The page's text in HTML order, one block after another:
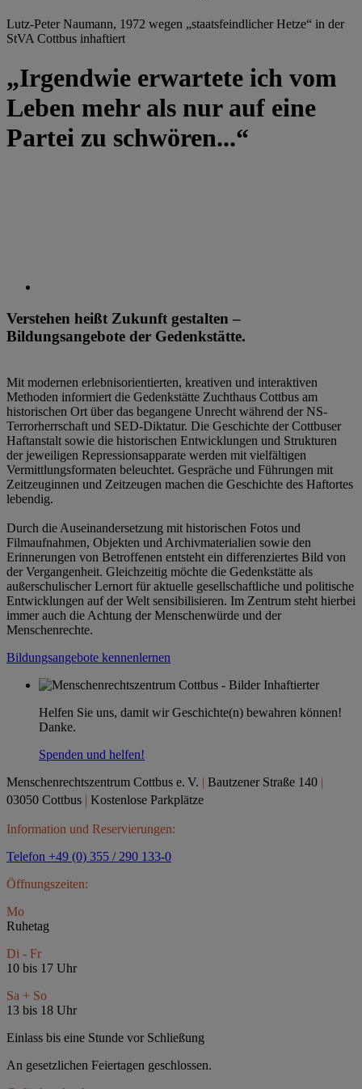
Lutz-Peter Naumann, 1972 wegen „staatsfeindlicher Hetze“ in der
StVA Cottbus inhaftiert
„Irgendwie erwartete ich vom
Leben mehr als nur auf eine
Partei zu schwören...“
Verstehen heißt Zukunft gestalten –
Bildungsangebote der Gedenkstätte.
Mit modernen erlebnisorientierten, kreativen und interaktiven
Methoden informiert die Gedenkstätte Zuchthaus Cottbus am
historischen Ort über das begangene Unrecht während der NS-
Terrorherrschaft und SED-Diktatur. Die Geschichte der Cottbuser
Haftanstalt sowie die historischen Entwicklungen und Strukturen
der jeweiligen Repressionsapparate werden mit vielfältigen
Vermittlungsformaten beleuchtet. Gespräche und Führungen mit
Zeitzeuginnen und Zeitzeugen machen die Geschichte des Haftortes
lebendig.
Durch die Auseinandersetzung mit historischen Fotos und
Filmaufnahmen, Objekten und Archivmaterialien sowie den
Erinnerungen von Betroffenen entsteht ein differenziertes Bild von
der Vergangenheit. Gleichzeitig möchte die Gedenkstätte als
außerschulischer Lernort für aktuelle gesellschaftliche und politische
Entwicklungen auf der Welt sensibilisieren. Im Zentrum steht hierbei
immer auch die Achtung der Menschenwürde und der
Menschenrechte.
Bildungsangebote kennenlernen
Helfen Sie uns, damit wir Geschichte(n) bewahren können!
Danke.
Spenden und helfen!
Menschenrechtszentrum Cottbus e. V. | Bautzener Straße 140 |
03050 Cottbus | Kostenlose Parkplätze
Information und Reservierungen:
Telefon +49 (0) 355 / 290 133-0
Öffnungszeiten:
Mo
Ruhetag
Di - Fr
10 bis 17 Uhr
Sa + So
13 bis 18 Uhr
Einlass bis eine Stunde vor Schließung
An gesetzlichen Feiertagen geschlossen.